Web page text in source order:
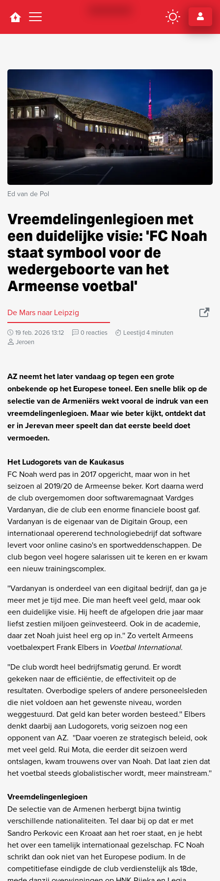
Navigation
Ed van de Pol
Vreemdelingenlegioen met
een duidelijke visie: 'FC Noah
staat symbool voor de
wedergeboorte van het
Armeense voetbal'
De Mars naar Leipzig
19 feb. 2026 13:12 0 reacties
Leestijd 4 minuten
Jeroen
AZ neemt het later vandaag op tegen een grote
onbekende op het Europese toneel. Een snelle blik op de
selectie van de Armeniërs wekt vooral de indruk van een
vreemdelingenlegioen. Maar wie beter kijkt, ontdekt dat
er in Jerevan meer speelt dan dat eerste beeld doet
vermoeden.
Het Ludogorets van de Kaukasus
FC Noah werd pas in 2017 opgericht, maar won in het
seizoen al 2019/20 de Armeense beker. Kort daarna werd
de club overgemomen door softwaremagnaat Vardges
Vardanyan, die de club een enorme financiele boost gaf.
Vardanyan is de eigenaar van de Digitain Group, een
internationaal opererend technologiebedrijf dat software
levert voor online casino's en sportweddenschappen. De
club begon veel hogere salarissen uit te keren en er kwam
een nieuw trainingscomplex.
''Vardanyan is onderdeel van een digitaal bedrijf, dan ga je
meer met je tijd mee. Die man heeft veel geld, maar ook
een duidelijke visie. Hij heeft de afgelopen drie jaar maar
liefst zestien miljoen geïnvesteerd. Ook in de academie,
daar zet Noah juist heel erg op in.'' Zo vertelt Armeens
voetbalexpert Frank Elbers in Voetbal International.
''De club wordt heel bedrijfsmatig gerund. Er wordt
gekeken naar de efficiëntie, de effectiviteit op de
resultaten. Overbodige spelers of andere personeelsleden
die niet voldoen aan het gewenste niveau, worden
weggestuurd. Dat geld kan beter worden besteed.'' Elbers
denkt daarbij aan Ludogorets, vorig seizoen nog een
opponent van AZ. ''Daar voeren ze strategisch beleid, ook
met veel geld. Rui Mota, die eerder dit seizoen werd
ontslagen, kwam trouwens over van Noah. Dat laat zien dat
het voetbal steeds globalistischer wordt, meer mainstream.''
Vreemdelingenlegioen
De selectie van de Armenen herbergt bijna twintig
verschillende nationaliteiten. Tel daar bij op dat er met
Sandro Perkovic een Kroaat aan het roer staat, en je hebt
het over een tamelijk internationaal gezelschap. FC Noah
schrikt dan ook niet van het Europese podium. In de
competitiefase eindigde de club verdienstelijk als 18de,